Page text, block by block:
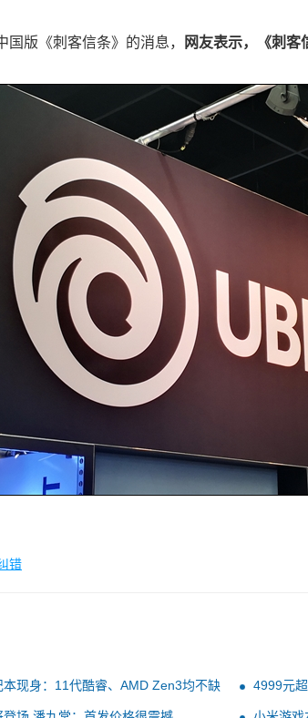
国版《刺客信条》的消息， 网友表示，《刺客
错
现身：11代酷睿、AMD Zen3均不缺
4999元